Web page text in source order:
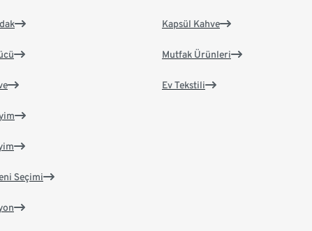
Kapsül Kahve
Mutfak Ürünleri
Ev Tekstili
Seçimi